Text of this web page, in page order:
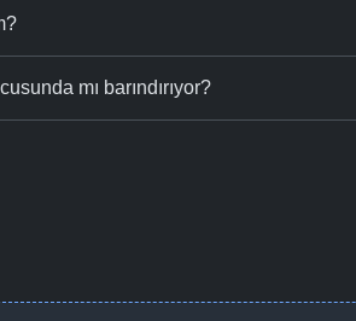
mı barındırıyor?